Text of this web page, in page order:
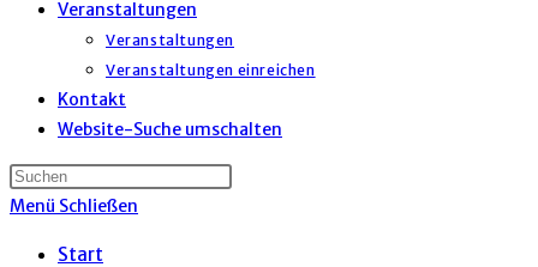
Veranstaltungen
Veranstaltungen
Veranstaltungen einreichen
Kontakt
Website-Suche umschalten
Menü Schließen
Start